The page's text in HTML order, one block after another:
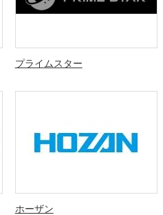
プライムスター
ホーザン